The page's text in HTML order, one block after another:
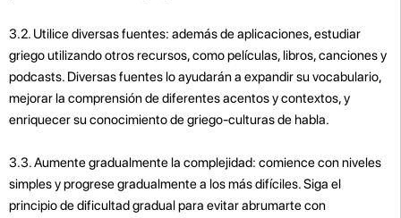
3.2. Utilice diversas fuentes: además de aplicaciones, estudiar
griego utilizando otros recursos, como películas, libros, canciones y
podcasts. Diversas fuentes lo ayudarán a expandir su vocabulario,
mejorar la comprensión de diferentes acentos y contextos, y
enriquecer su conocimiento de griego-culturas de habla.
3.3. Aumente gradualmente la complejidad: comience con niveles
simples y progrese gradualmente a los más difíciles. Siga el
principio de dificultad gradual para evitar abrumarte con